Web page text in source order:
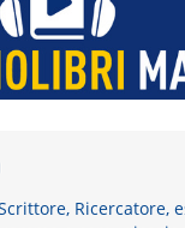
Ricercatore,